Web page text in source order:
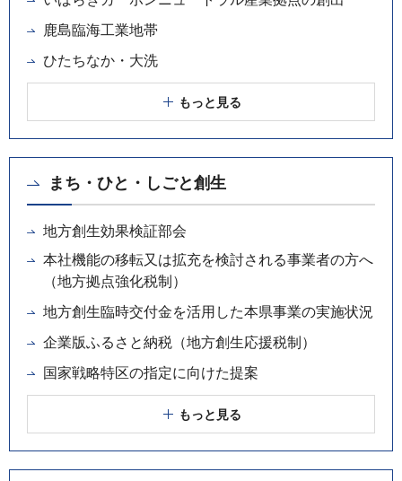
鹿島臨海工業地帯
ひたちなか・大洗
もっと見る
まち・ひと・しごと創生
地方創生効果検証部会
本社機能の移転又は拡充を検討される事業者の方へ
（地方拠点強化税制）
地方創生臨時交付金を活用した本県事業の実施状況
企業版ふるさと納税（地方創生応援税制）
国家戦略特区の指定に向けた提案
もっと見る